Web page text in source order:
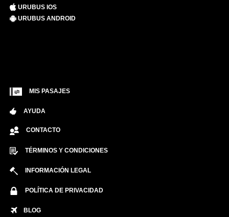
URUBUS IOS
URUBUS ANDROID
MIS PASAJES
AYUDA
CONTACTO
TÉRMINOS Y CONDICIONES
INFORMACIÓN LEGAL
POLÍTICA DE PRIVACIDAD
BLOG